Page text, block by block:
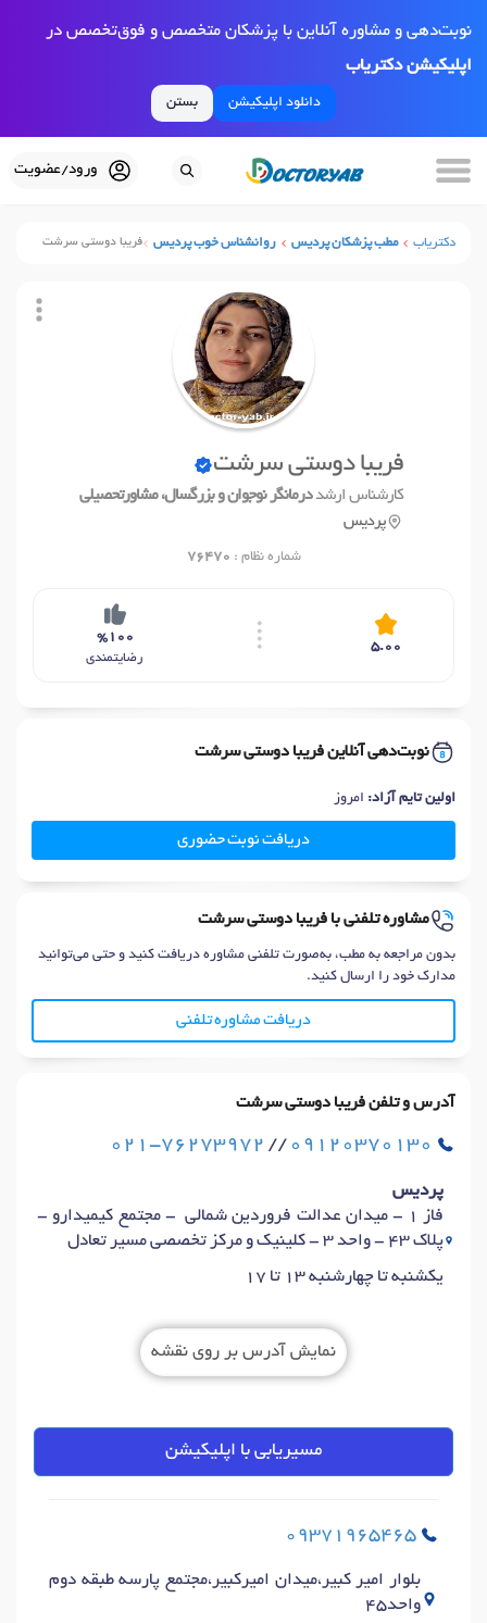
نوبت‌دهی و مشاوره آنلاین با پزشکان متخصص و فوق‌تخصص در
اپلیکیشن دکتریاب
دانلود اپلیکیشن بستن
ورود/عضویت
دکتریاب مطب پزشکان پردیس روانشناس خوب پردیس فریبا دوستی سرشت
فریبا دوستی سرشت
کارشناس ارشددرمانگر نوجوان و بزرگسال، مشاورتحصیلی
پردیس
شماره نظام : 76470
5.00
%100
رضایتمندی
نوبت‌دهی آنلاین فریبا دوستی سرشت
اولین تایم آزاد: امروز
دریافت نوبت حضوری
مشاوره تلفنی با فریبا دوستی سرشت
بدون مراجعه به مطب، به‌صورت تلفنی مشاوره دریافت کنید و حتی می‌توانید
مدارک خود را ارسال کنید.
دریافت مشاوره تلفنی
آدرس و تلفن فریبا دوستی سرشت
021-76273972 // 09120370130
پردیس
فاز 1 - میدان عدالت فروردین شمالی - مجتمع کیمیدارو -
پلاک 43 - واحد 3 - کلینیک و مرکز تخصصی مسیر تعادل
یکشنبه تا چهارشنبه 13 تا 17
نمایش آدرس بر روی نقشه
مسیریابی با اپلیکیشن
09371965465
بلوار امیر کبیر،میدان امیرکبیر،مجتمع پارسه طبقه دوم
واحد45